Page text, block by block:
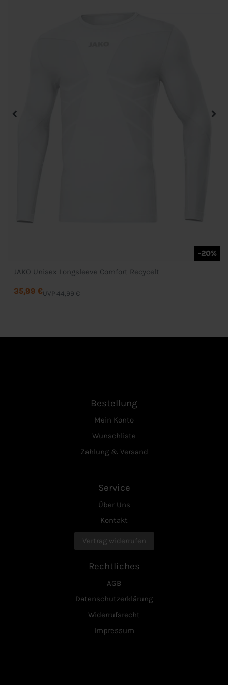
-20%
JAKO Unisex Longsleeve Comfort Recycelt
UVP 44,99 €
35,99 €
Bestellung
Mein Konto
Wunschliste
Zahlung & Versand
Service
Über Uns
Kontakt
Vertrag widerrufen
Rechtliches
AGB
Datenschutzerklärung
Widerrufsrecht
Impressum